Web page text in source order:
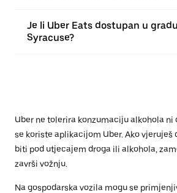
Je li Uber Eats dostupan u
Syracuse?
Uber ne tolerira konzumaciju alkohola ni
se koriste aplikacijom Uber. Ako vjeruješ
biti pod utjecajem droga ili alkohola,
završi vožnju.
Na gospodarska vozila mogu se